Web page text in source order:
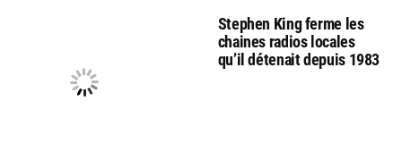
Stephen King ferme les
chaines radios locales
qu’il détenait depuis 1983